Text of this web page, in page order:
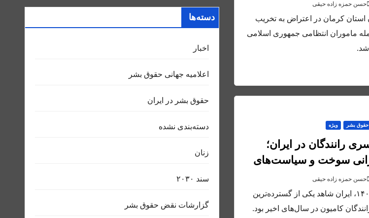
حسن حمزه زاده حیقی
استان کرمان در اعتراض به تخریب
ماموران انتظامی جمهوری اسلامی
بشر ویژه
رانندگان در ایران؛
سوخت و سیاست‌های
حکومت!
حسن حمزه زاده حیقی
در اردیبهشت‌ماه ۱۴۰۴، ایران شاهد یکی از گسترده‌ترین
کامیون در سال‌های اخیر بود.
دسته‌ها
اخبار
اعلاميه جهانی حقوق بشر
حقوق بشر در ایران
دسته‌بندی نشده
زنان
سند ٢٠٣٠
گزارشات نقض حقوق بشر